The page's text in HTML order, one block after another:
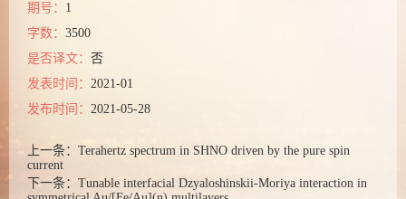
期号： 1
字数： 3500
是否译文： 否
发表时间： 2021-01
发布时间： 2021-05-28
上一条： Terahertz spectrum in SHNO driven by the pure spin
current
下一条： Tunable interfacial Dzyaloshinskii-Moriya interaction in